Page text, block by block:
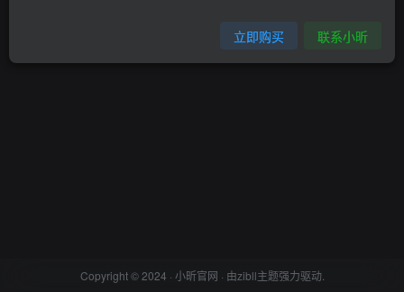
Copyright © 2024 · 小昕官网 · 由zibll主题强力驱动.
立即购买 联系小昕